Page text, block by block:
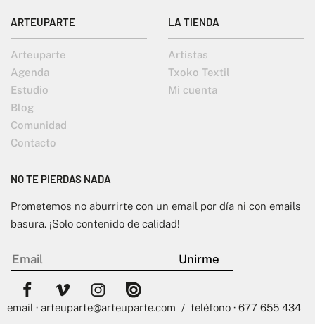
ARTEUPARTE
Arteuparte
Agenda
Estudio
Blog
Comunidad
Contacto
LA TIENDA
Artistas
Txoko Textil
Mi cuenta
NO TE PIERDAS NADA
Prometemos no aburrirte con un email por día ni con emails
basura. ¡Solo contenido de calidad!
email · arteuparte@arteuparte.com / teléfono · 677 655 434